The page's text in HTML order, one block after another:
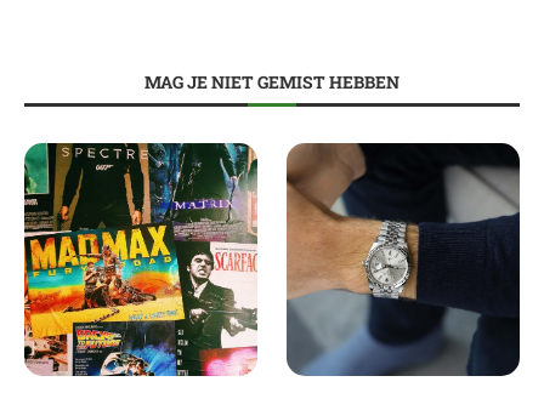
MAG JE NIET GEMIST HEBBEN